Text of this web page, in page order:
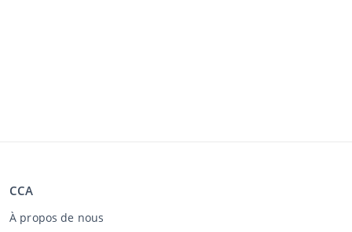
CCA
À propos de nous